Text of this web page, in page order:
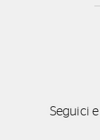
Seguici